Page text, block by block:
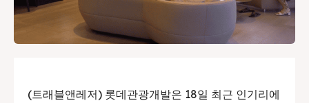
(트래블앤레저) 롯데관광개발은 18일 최근 인기리에